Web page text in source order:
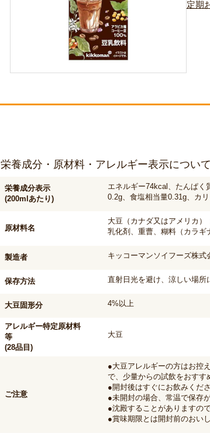
定期
栄養成分・原材料・アレルギー表示について
栄養成分表示
(200mlあたり)
エネルギー74kcal、たんぱく
0.2g、食塩相当量0.31g、カ
原材料名
大豆（カナダ又はアメリカ）
乳化剤、重曹、糊料（カラギ
製造者 キッコーマンソイフーズ株式
保存方法 直射日光を避け、涼しい場所
大豆固形分 4%以上
アレルギー特定原材料
等
(28品目)
大豆
ご注意
●大豆アレルギーの方はお控
で、少量からの試飲をおすす
●開封後はすぐにお飲みくださ
●未開封の場合、常温で保存
●沈殿することがありますの
●賞味期限とは開封前のおい